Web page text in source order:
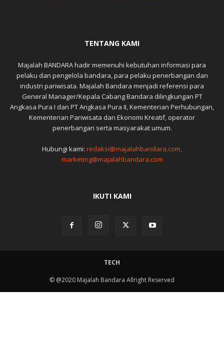
TENTANG KAMI
Majalah BANDARA hadir memenuhi kebutuhan informasi para
pelaku dan pengelola bandara, para pelaku penerbangan dan
industri pariwisata. Majalah Bandara menjadi referensi para
General Manager/Kepala Cabang Bandara dilingkungan PT
Angkasa Pura I dan PT Angkasa Pura II, Kementerian Perhubungan,
Kementerian Pariwisata dan Ekonomi Kreatif, operator
penerbangan serta masyarakat umum.
Hubungi kami: redaksi@majalahbandara.com,
marketing@majalahbandara.com
IKUTI KAMI
TECH
© @2020 Majalah Bandara Allright Reserved